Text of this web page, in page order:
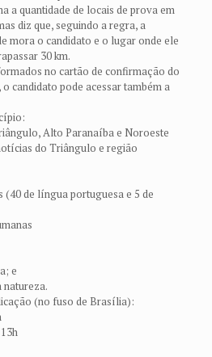
a quantidade de locais de prova em
diz que, seguindo a regra, a
mora o candidato e o lugar onde ele
30 km.
no cartão de confirmação do
candidato pode acessar também a
Alto Paranaíba e Noroeste
do Triângulo e região
(40 de língua portuguesa e 5 de
e
natureza.
(no fuso de Brasília):